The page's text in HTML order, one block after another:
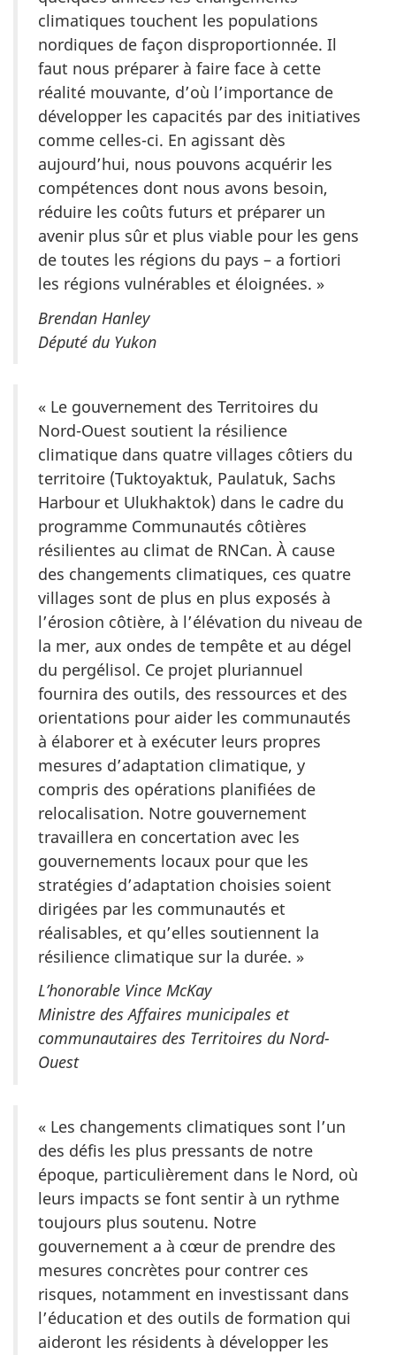
climatiques touchent les populations
nordiques de façon disproportionnée. Il
faut nous préparer à faire face à cette
réalité mouvante, d’où l’importance de
développer les capacités par des initiatives
comme celles-ci. En agissant dès
aujourd’hui, nous pouvons acquérir les
compétences dont nous avons besoin,
réduire les coûts futurs et préparer un
avenir plus sûr et plus viable pour les gens
de toutes les régions du pays – a fortiori
les régions vulnérables et éloignées. »
Brendan Hanley
Député du Yukon
« Le gouvernement des Territoires du
Nord-Ouest soutient la résilience
climatique dans quatre villages côtiers du
territoire (Tuktoyaktuk, Paulatuk, Sachs
Harbour et Ulukhaktok) dans le cadre du
programme Communautés côtières
résilientes au climat de RNCan. À cause
des changements climatiques, ces quatre
villages sont de plus en plus exposés à
l’érosion côtière, à l’élévation du niveau de
la mer, aux ondes de tempête et au dégel
du pergélisol. Ce projet pluriannuel
fournira des outils, des ressources et des
orientations pour aider les communautés
à élaborer et à exécuter leurs propres
mesures d’adaptation climatique, y
compris des opérations planifiées de
relocalisation. Notre gouvernement
travaillera en concertation avec les
gouvernements locaux pour que les
stratégies d’adaptation choisies soient
dirigées par les communautés et
réalisables, et qu’elles soutiennent la
résilience climatique sur la durée. »
L’honorable Vince McKay
Ministre des Affaires municipales et
communautaires des Territoires du Nord-
Ouest
« Les changements climatiques sont l’un
des défis les plus pressants de notre
époque, particulièrement dans le Nord, où
leurs impacts se font sentir à un rythme
toujours plus soutenu. Notre
gouvernement a à cœur de prendre des
mesures concrètes pour contrer ces
risques, notamment en investissant dans
l’éducation et des outils de formation qui
aideront les résidents à développer les